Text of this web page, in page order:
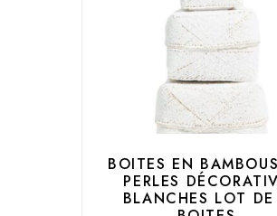
BOITES EN
PERLES
BLANCHES LOT